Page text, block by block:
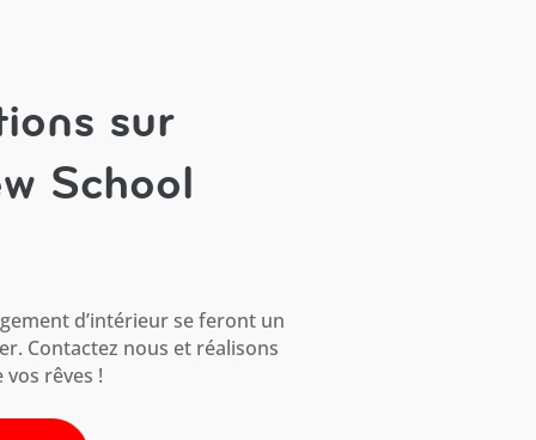
sur
School
d’intérieur se feront un
Contactez nous et réalisons
rêves !